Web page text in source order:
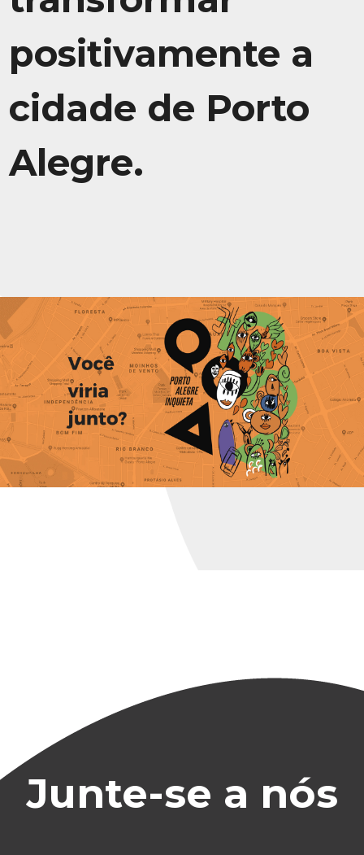
positivamente a
cidade de Porto
Alegre.
Junte-se a nós